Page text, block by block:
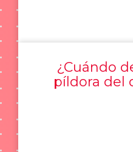
¿Cuándo
píldora del